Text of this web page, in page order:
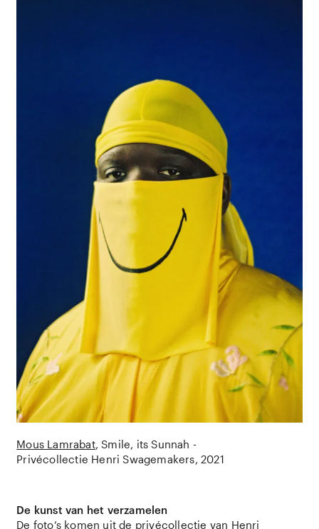
Mous Lamrabat Smile, its Sunnah -
Privécollectie Henri Swagemakers 2021
De kunst van het verzamelen
De foto’s komen uit de privécollectie van Henri